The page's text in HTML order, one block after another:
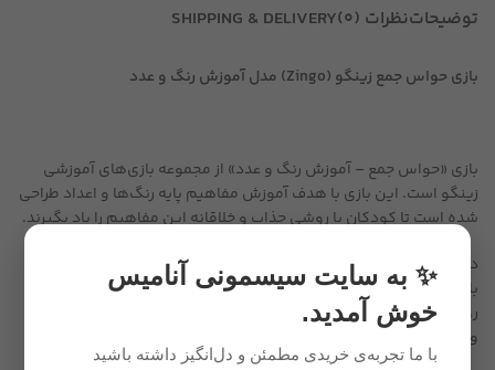
توضیحاتنظرات (0) SHIPPING & DELIVERY
بازی حواس جمع زینگو (Zingo) مدل آموزش رنگ و عدد
بازی «حواس جمع – آموزش رنگ و عدد» از مجموعه بازی‌های آموزشی
زینگو است. این بازی با هدف آموزش مفاهیم پایه رنگ‌ها و اعداد طراحی
شده است تا کودکان با روشی جذاب و خلاقانه این مفاهیم را یاد بگیرند.
در جریان بازی، کارت‌هایی به رنگ‌ها و اعداد مختلف استفاده می‌شوند و
بازیکنان باید با تطابق کارت‌ها، رنگ‌ها و اعداد را شناسایی کنند. این
روش بازی باعث می‌شود که کودکان در حین تفریح، مفاهیم پایه ریاضی
و شناخت رنگ را تقویت کنند.
✨ به سایت سیسمونی آنامیس
خوش آمدید.
با ما تجربه‌ی خریدی مطمئن و دل‌انگیز داشته باشید